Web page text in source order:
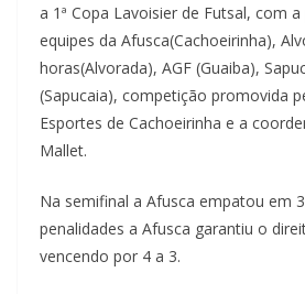
a 1ª Copa Lavoisier de Futsal, com
equipes da Afusca(Cachoeirinha),
horas(Alvorada), AGF (Guaiba),
(Sapucaia), competição promovida
Esportes de Cachoeirinha e a
Mallet.
Na semifinal a Afusca empatou em
penalidades a Afusca garantiu o
vencendo por 4 a 3.